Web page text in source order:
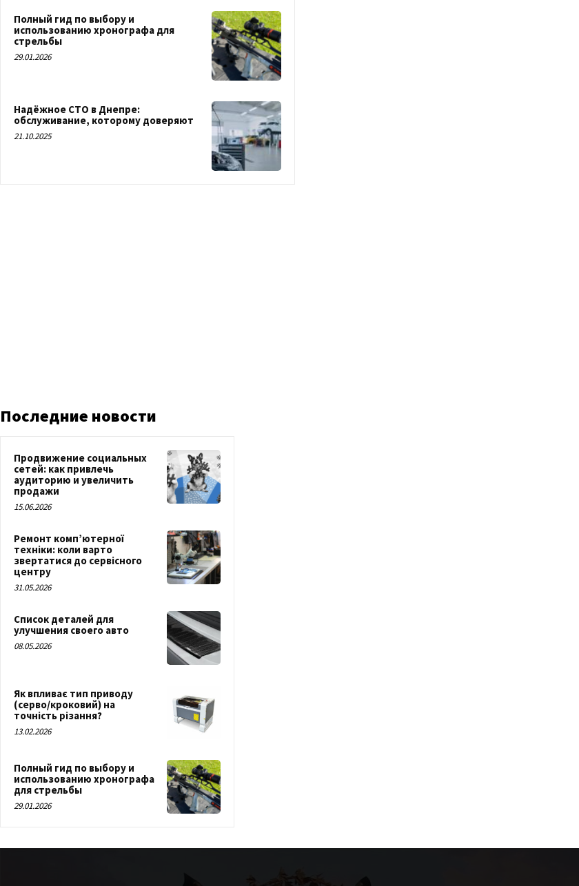
Полный гид по выбору и
использованию хронографа для
стрельбы
29.01.2026
Надёжное СТО в Днепре:
обслуживание, которому доверяют
21.10.2025
Последние новости
Продвижение социальных
сетей: как привлечь
аудиторию и увеличить
продажи
15.06.2026
Ремонт комп’ютерної
техніки: коли варто
звертатися до сервісного
центру
31.05.2026
Список деталей для
улучшения своего авто
08.05.2026
Як впливає тип приводу
(серво/кроковий) на
точність різання?
13.02.2026
Полный гид по выбору и
использованию хронографа
для стрельбы
29.01.2026